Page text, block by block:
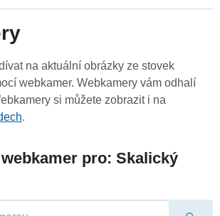
na aktuální obrázky ze stovek
webkamer. Webkamery vám odhalí
si můžete zobrazit i na
.
pro: Skalický